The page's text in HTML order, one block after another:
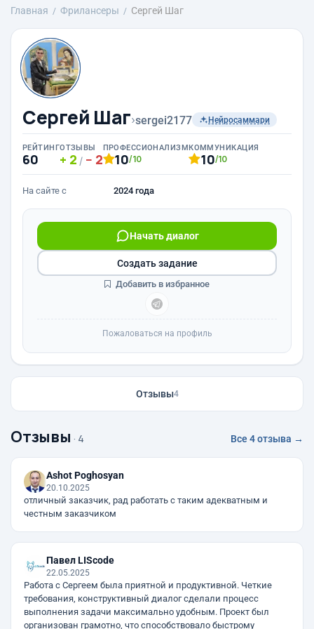
Главная Фрилансеры Сергей Шаг
Сергей Шаг›sergei2177 Нейросаммари
РЕЙТИНГ
60
ОТЗЫВЫ
2 / 2
ПРОФЕССИОНАЛИЗМ
10/10
КОММУНИКАЦИЯ
10/10
На сайте с 2024 года
Начать диалог
Создать задание
Добавить в избранное
Пожаловаться на профиль
Отзывы4
Отзывы · 4 Все 4 отзыва →
Ashot Poghosyan
20.10.2025
отличный заказчик, рад работать с таким адекватным и
честным заказчиком
Павел LIScode
22.05.2025
Работа с Сергеем была приятной и продуктивной. Четкие
требования, конструктивный диалог сделали процесс
выполнения задачи максимально удобным. Проект был
организован грамотно, что способствовало быстрому